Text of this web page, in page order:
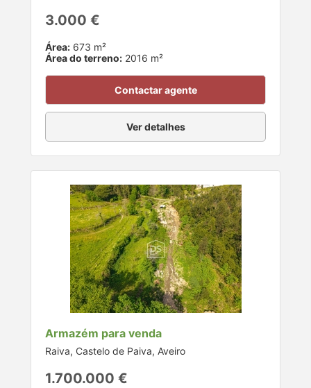
3.000 €
Área: 673 m²
Área do terreno: 2016 m²
Contactar agente
Ver detalhes
Armazém para venda
Raiva, Castelo de Paiva, Aveiro
1.700.000 €